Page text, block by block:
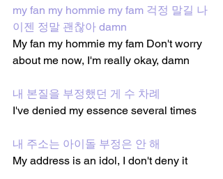
my fan my hommie my fam 걱정 말길 나
이젠 정말 괜찮아 damn
My fan my hommie my fam Don't worry
about me now, I'm really okay, damn
내 본질을 부정했던 게 수 차례
I've denied my essence several times
내 주소는 아이돌 부정은 안 해
My address is an idol, I don't deny it